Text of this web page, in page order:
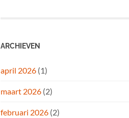
ARCHIEVEN
april 2026 (1)
maart 2026 (2)
februari 2026 (2)